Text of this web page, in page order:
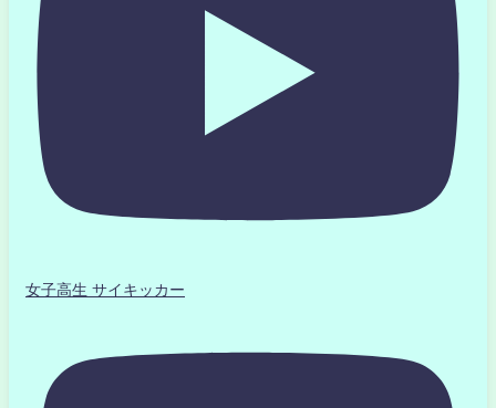
女子高生 サイキッカー